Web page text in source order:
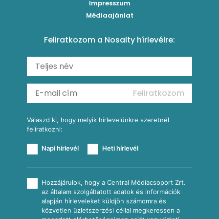
Carbonara
Shakshuka
Ratatouille
Mexikói húsleves kukorica salsával
Almás-kéksajtos kukoricasaláta
Köretek
Reggeli receptek
Impresszum
Médiaajánlat
Feliratkozom a Nosalty hírlevélre:
Feliratkozom
Válaszd ki, hogy melyik hírlevelünkre szeretnél
felíratkozni:
Napi hírlevél Heti hírlevél
Hozzájárulok, hogy a Central Médiacsoport Zrt.
az általam szolgáltatott adatok és információk
alapján hírleveleket küldjön számomra és
közvetlen üzletszerzési céllal megkeressen a